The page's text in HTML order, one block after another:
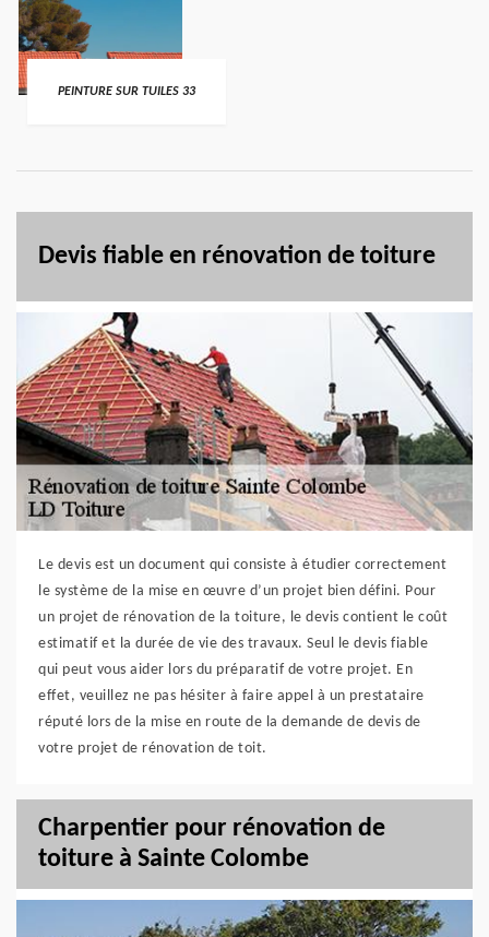
PEINTURE SUR TUILES 33
Devis fiable en rénovation de toiture
Le devis est un document qui consiste à étudier correctement
le système de la mise en œuvre d’un projet bien défini. Pour
un projet de rénovation de la toiture, le devis contient le coût
estimatif et la durée de vie des travaux. Seul le devis fiable
qui peut vous aider lors du préparatif de votre projet. En
effet, veuillez ne pas hésiter à faire appel à un prestataire
réputé lors de la mise en route de la demande de devis de
votre projet de rénovation de toit.
Charpentier pour rénovation de
toiture à Sainte Colombe